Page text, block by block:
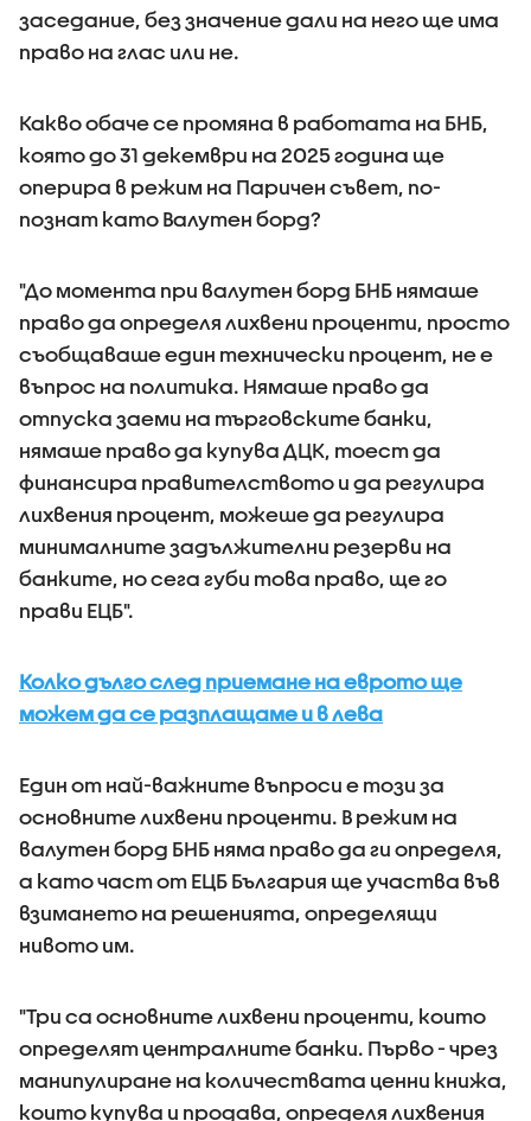
заседание, без значение дали на него ще има
право на глас или не.
Какво обаче се промяна в работата на БНБ,
която до 31 декември на 2025 година ще
оперира в режим на Паричен съвет, по-
познат като Валутен борд?
"До момента при валутен борд БНБ нямаше
право да определя лихвени проценти, просто
съобщаваше един технически процент, не е
въпрос на политика. Нямаше право да
отпуска заеми на търговските банки,
нямаше право да купува ДЦК, тоест да
финансира правителството и да регулира
лихвения процент, можеше да регулира
минималните задължителни резерви на
банките, но сега губи това право, ще го
прави ЕЦБ".
Колко дълго след приемане на еврото ще
можем да се разплащаме и в лева
Един от най-важните въпроси е този за
основните лихвени проценти. В режим на
валутен борд БНБ няма право да ги определя,
а като част от ЕЦБ България ще участва във
взимането на решенията, определящи
нивото им.
"Три са основните лихвени проценти, които
определят централните банки. Първо - чрез
манипулиране на количествата ценни книжа,
които купува и продава, определя лихвения